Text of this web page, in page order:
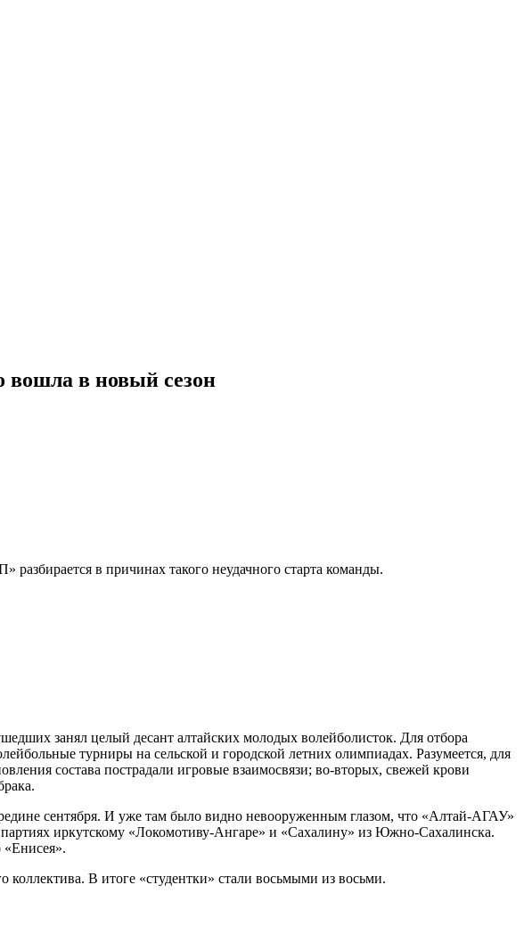
вошла в новый сезон
в причинах такого неудачного старта команды.
занял целый десант алтайских молодых волейболисток. Для отбора
турниры на сельской и городской летних олимпиадах. Разумеется, для
состава пострадали игровые взаимосвязи; во-вторых, свежей крови
сентября. И уже там было видно невооруженным глазом, что «Алтай-АГАУ»
иркутскому «Локомотиву-Ангаре» и «Сахалину» из Южно-Сахалинска.
«Енисея».
коллектива. В итоге «студентки» стали восьмыми из восьми.